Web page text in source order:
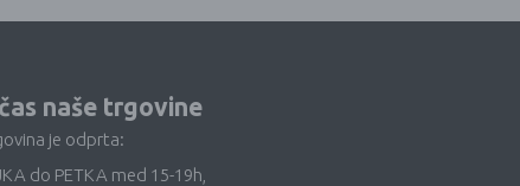
naše trgovine
je odprta:
do PETKA med 15-19h,